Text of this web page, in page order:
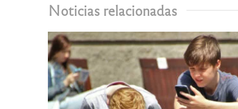
Noticias relacionadas